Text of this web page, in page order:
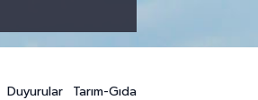
Duyurular Tarım-Gıda